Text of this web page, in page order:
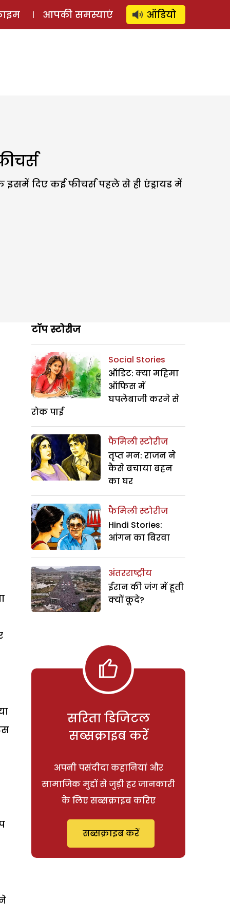
लॉग इन ⚲ SUBSCRIBE
आपकी समस्याएं ऑडियो
दिए कई फीचर्स पहले से ही एंड्रायड में
टॉप स्टोरीज
Social Stories
ऑडिट: क्या महिमा
ऑफिस में
घपलेबाजी करने से
रोक पाई
फैमिली स्टोरीज
तृप्त मन: राजन ने
कैसे बचाया बहन
का घर
फैमिली स्टोरीज
Hindi Stories:
आंगन का बिरवा
अंतरराष्ट्रीय
ईरान की जंग में हूती
क्यों कूदे?
सरिता डिजिटल
सब्सक्राइब करें
अपनी पसंदीदा कहानियां और
सामाजिक मुद्दों से जुड़ी हर जानकारी
के लिए सब्सक्राइब करिए
सब्सक्राइब करें